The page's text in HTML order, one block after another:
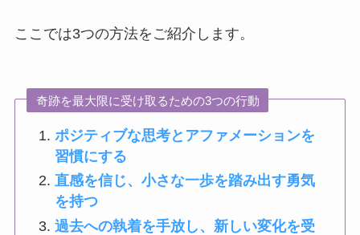
ここでは3つの方法をご紹介します。
奇跡を最大限に受け取るための3つの行動
ポジティブな思考とアファメーションを
習慣にする
直感を信じ、小さな一歩を踏み出す勇気
を持つ
過去への執着を手放し、新しい変化を受